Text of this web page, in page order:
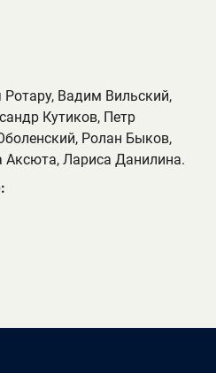
Вадим Вильский,
Кутиков, Петр
Ролан Быков,
Лариса Данилина.